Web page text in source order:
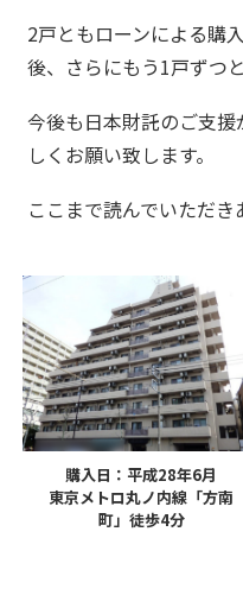
2戸ともローンによる購
後、さらにもう1戸ずつ
今後も日本財託のご支
しくお願い致します。
ここまで読んでいただき
購入日：平成28年6月
東京メトロ丸ノ内線「方南
町」徒歩4分